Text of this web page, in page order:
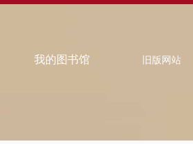
我的图书馆 旧版网站